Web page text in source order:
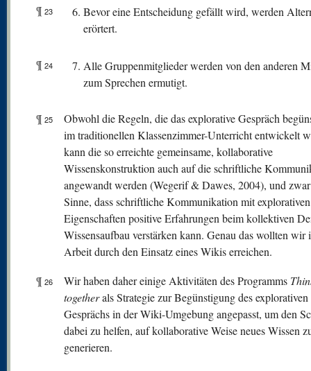
¶ 23
Bevor eine Entscheidung gefällt wird, werden
erörtert.
¶ 24
Alle Gruppenmitglieder werden von den anderen
zum Sprechen ermutigt.
¶ 25
Obwohl die Regeln, die das explorative Gespräch
im traditionellen Klassenzimmer-Unterricht entwickelt
kann die so erreichte gemeinsame, kollaborative
Wissenskonstruktion auch auf die schriftliche
angewandt werden (Wegerif & Dawes, 2004), und
Sinne, dass schriftliche Kommunikation mit explorativen
Eigenschaften positive Erfahrungen beim kollektiven
Wissensaufbau verstärken kann. Genau das wollten wir
Arbeit durch den Einsatz eines Wikis erreichen.
¶ 26 Wir haben daher einige Aktivitäten des Programms
togetherals Strategie zur Begünstigung des explorativen
Gesprächs in der Wiki-Umgebung angepasst, um den
dabei zu helfen, auf kollaborative Weise neues Wissen
generieren.